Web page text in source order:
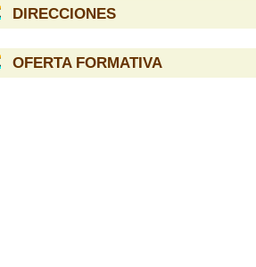
DIRECCIONES
OFERTA FORMATIVA